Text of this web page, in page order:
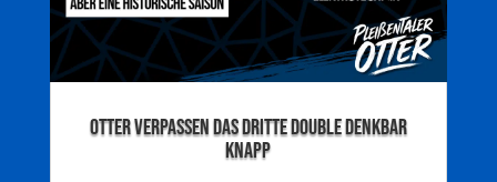
Otter verpassen das dritte Double denkbar
knapp